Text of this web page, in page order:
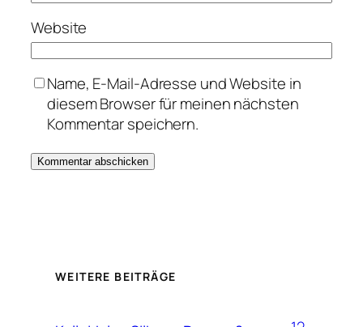
Website
Name, E-Mail-Adresse und Website in
diesem Browser für meinen nächsten
Kommentar speichern.
WEITERE BEITRÄGE